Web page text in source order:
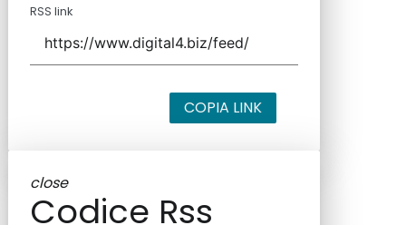
RSS link
COPIA LINK
close
Codice Rss